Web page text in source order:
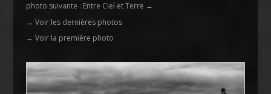
photo suivante : Entre Ciel et Terre →
→ Voir les dernières photos
→ Voir la première photo